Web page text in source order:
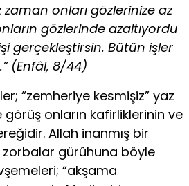
zaman onları gözlerinize az
gözlerinde azaltıyordu
gerçekleştirsin. Bütün işler
(Enfâl, 8/44)
“zemheriye kesmişiz” yaz
onların kafirliklerinin ve
Allah inanmış bir
gürûhuna böyle
“akşama